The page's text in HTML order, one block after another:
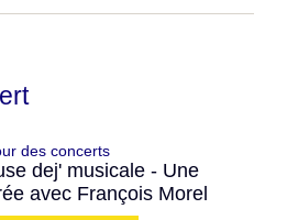
des concerts
dej' musicale - Une
avec François Morel